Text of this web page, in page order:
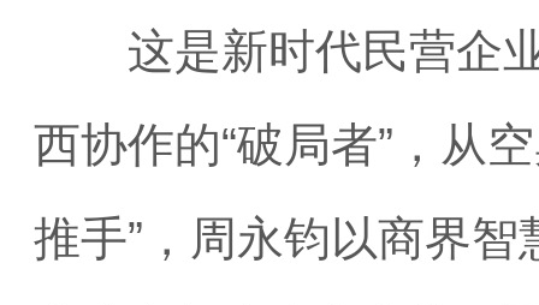
这是新时代民营企业
西协作的“破局者”，从
推手”，周永钧以商界